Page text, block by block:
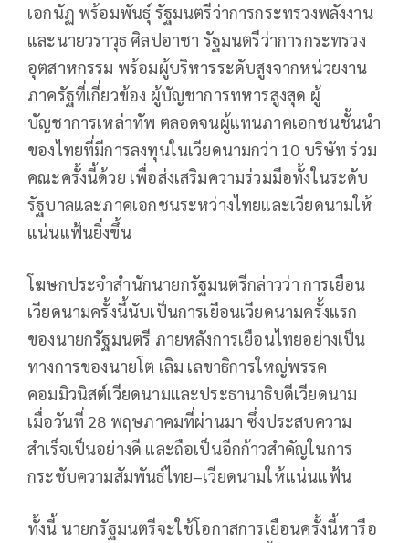
เอกนัฏ พร้อมพันธุ์ รัฐมนตรีว่าการกระทรวงพลังงาน
และนายวราวุธ ศิลปอาชา รัฐมนตรีว่าการกระทรวง
อุตสาหกรรม พร้อมผู้บริหารระดับสูงจากหน่วยงาน
ภาครัฐที่เกี่ยวข้อง ผู้บัญชาการทหารสูงสุด ผู้
บัญชาการเหล่าทัพ ตลอดจนผู้แทนภาคเอกชนชั้นนำ
ของไทยที่มีการลงทุนในเวียดนามกว่า 10 บริษัท ร่วม
คณะครั้งนี้ด้วย เพื่อส่งเสริมความร่วมมือทั้งในระดับ
รัฐบาลและภาคเอกชนระหว่างไทยและเวียดนามให้
แน่นแฟ้นยิ่งขึ้น
โฆษกประจำสำนักนายกรัฐมนตรีกล่าวว่า การเยือน
เวียดนามครั้งนี้นับเป็นการเยือนเวียดนามครั้งแรก
ของนายกรัฐมนตรี ภายหลังการเยือนไทยอย่างเป็น
ทางการของนายโต เลิม เลขาธิการใหญ่พรรค
คอมมิวนิสต์เวียดนามและประธานาธิบดีเวียดนาม
เมื่อวันที่ 28 พฤษภาคมที่ผ่านมา ซึ่งประสบความ
สำเร็จเป็นอย่างดี และถือเป็นอีกก้าวสำคัญในการ
กระชับความสัมพันธ์ไทย–เวียดนามให้แน่นแฟ้น
ทั้งนี้ นายกรัฐมนตรีจะใช้โอกาสการเยือนครั้งนี้หารือ